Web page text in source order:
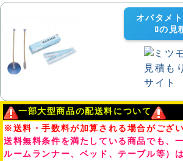
オバタメ
ﾛの見
一部大型商品の配送料について
※送料・手数料が加算される場合がござい
送料無料条件を満たしている商品でも、
ルームランナー、ベッド、テーブル等）